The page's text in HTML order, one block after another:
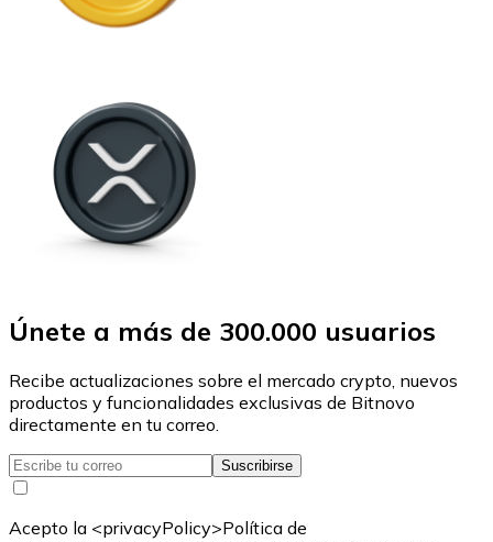
Únete a más de 300.000 usuarios
Recibe actualizaciones sobre el mercado crypto, nuevos
productos y funcionalidades exclusivas de Bitnovo
directamente en tu correo.
Suscribirse
Acepto la <privacyPolicy>Política de